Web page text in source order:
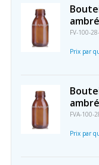
FV-100-
Prix par
FVA-100-
Prix par